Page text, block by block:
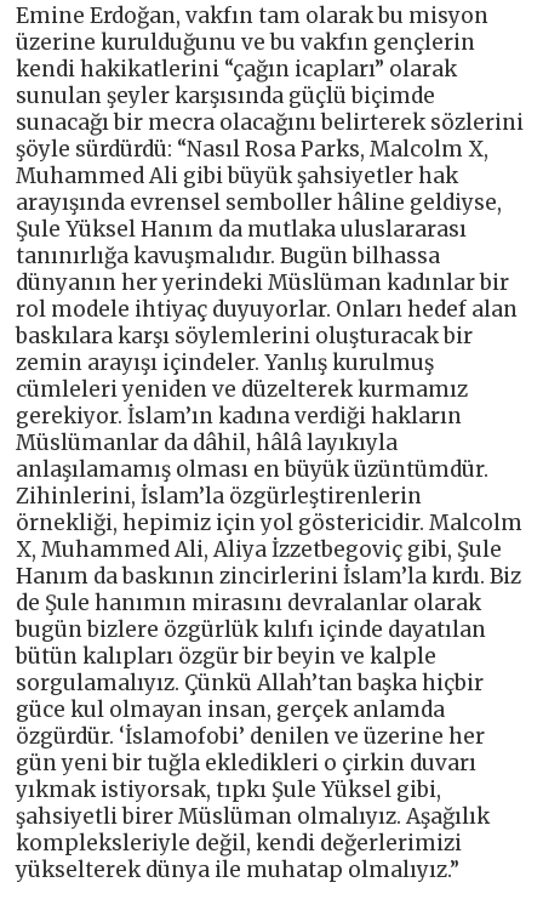
Emine Erdoğan, vakfın tam olarak bu misyon
üzerine kurulduğunu ve bu vakfın gençlerin
kendi hakikatlerini “çağın icapları” olarak
sunulan şeyler karşısında güçlü biçimde
sunacağı bir mecra olacağını belirterek sözlerini
şöyle sürdürdü: “Nasıl Rosa Parks, Malcolm X,
Muhammed Ali gibi büyük şahsiyetler hak
arayışında evrensel semboller hâline geldiyse,
Şule Yüksel Hanım da mutlaka uluslararası
tanınırlığa kavuşmalıdır. Bugün bilhassa
dünyanın her yerindeki Müslüman kadınlar bir
rol modele ihtiyaç duyuyorlar. Onları hedef alan
baskılara karşı söylemlerini oluşturacak bir
zemin arayışı içindeler. Yanlış kurulmuş
cümleleri yeniden ve düzelterek kurmamız
gerekiyor. İslam’ın kadına verdiği hakların
Müslümanlar da dâhil, hâlâ layıkıyla
anlaşılamamış olması en büyük üzüntümdür.
Zihinlerini, İslam’la özgürleştirenlerin
örnekliği, hepimiz için yol göstericidir. Malcolm
X, Muhammed Ali, Aliya İzzetbegoviç gibi, Şule
Hanım da baskının zincirlerini İslam’la kırdı. Biz
de Şule hanımın mirasını devralanlar olarak
bugün bizlere özgürlük kılıfı içinde dayatılan
bütün kalıpları özgür bir beyin ve kalple
sorgulamalıyız. Çünkü Allah’tan başka hiçbir
güce kul olmayan insan, gerçek anlamda
özgürdür. ‘İslamofobi’ denilen ve üzerine her
gün yeni bir tuğla ekledikleri o çirkin duvarı
yıkmak istiyorsak, tıpkı Şule Yüksel gibi,
şahsiyetli birer Müslüman olmalıyız. Aşağılık
kompleksleriyle değil, kendi değerlerimizi
yükselterek dünya ile muhatap olmalıyız.”